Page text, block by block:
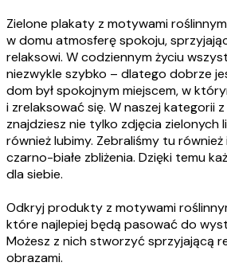
Zielone plakaty z motywami
w domu atmosferę spokoju,
relaksowi. W codziennym życiu
niezwykle szybko – dlatego dobrze
dom był spokojnym miejscem, w
i zrelaksować się. W naszej kategorii
znajdziesz nie tylko zdjęcia zielonych
również lubimy. Zebraliśmy tu
czarno-białe zbliżenia. Dzięki temu
dla siebie.
Odkryj produkty z motywami
które najlepiej będą pasować do
Możesz z nich stworzyć sprzyjającą
obrazami.